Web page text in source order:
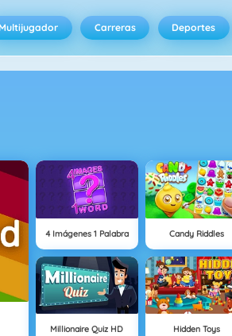
Carreras Deportes
4 Imágenes 1 Palabra Candy Riddles
Millionaire Quiz HD Hidden Toys